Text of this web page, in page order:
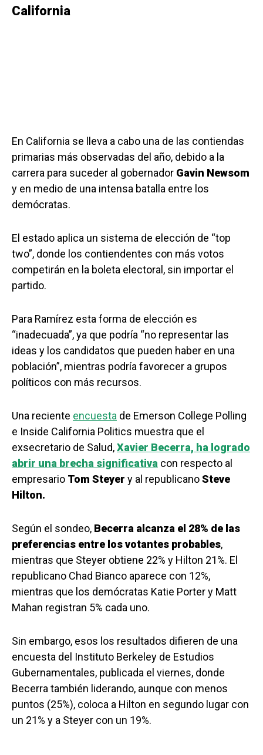
California
En California se lleva a cabo una de las contiendas
primarias más observadas del año, debido a la
carrera para suceder al gobernador Gavin Newsom
y en medio de una intensa batalla entre los
demócratas.
El estado aplica un sistema de elección de “top
two”, donde los contiendentes con más votos
competirán en la boleta electoral, sin importar el
partido.
Para Ramírez esta forma de elección es
“inadecuada”, ya que podría “no representar las
ideas y los candidatos que pueden haber en una
población”, mientras podría favorecer a grupos
políticos con más recursos.
Una reciente encuesta de Emerson College Polling
e Inside California Politics muestra que el
exsecretario de Salud,Xavier Becerra, ha logrado
abrir una brecha significativa con respecto al
empresario Tom Steyer y al republicanoSteve
Hilton.
Según el sondeo, Becerra alcanza el 28% de las
preferencias entre los votantes probables,
mientras que Steyer obtiene 22% y Hilton 21%. El
republicano Chad Bianco aparece con 12%,
mientras que los demócratas Katie Porter y Matt
Mahan registran 5% cada uno.
Sin embargo, esos los resultados difieren de una
encuesta del Instituto Berkeley de Estudios
Gubernamentales, publicada el viernes, donde
Becerra también liderando, aunque con menos
puntos (25%), coloca a Hilton en segundo lugar con
un 21% y a Steyer con un 19%.